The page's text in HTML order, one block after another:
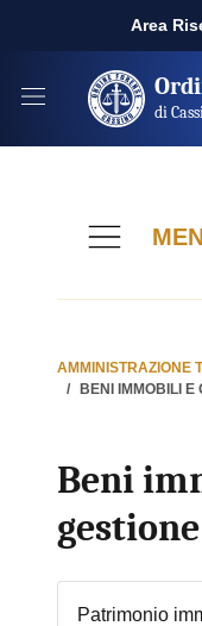
Area
di
AMMINISTRAZIONE
BENI IMMOBILI E
Beni
Patrimonio